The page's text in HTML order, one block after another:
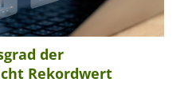
der
Rekordwert